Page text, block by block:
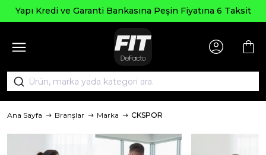
Garanti Bankasına Peşin Fiyatına 6 Taksit
Ana Sayfa Branşlar Marka CKSPOR